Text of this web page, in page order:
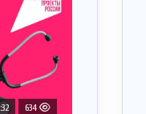
634